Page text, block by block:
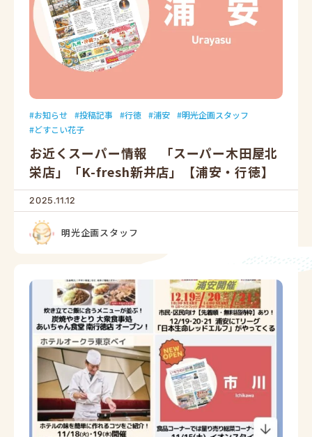
お知らせ 投稿記事 行徳 浦安
明光企画スタッフ
どすこい花子
お近くスーパー情報 「スーパー木田屋北
栄店」「K-fresh新井店」【浦安・行徳】
2025.11.12
明光企画スタッフ